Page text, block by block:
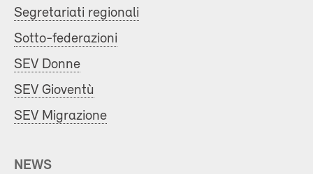
Segretariati regionali
Sotto-federazioni
SEV Donne
SEV Gioventù
SEV Migrazione
NEWS